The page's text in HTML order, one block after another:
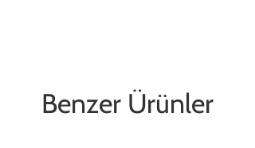
Benzer Ürünler